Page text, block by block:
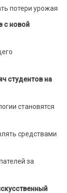
потери урожая
с новой
студентов на
становятся
средствами
за